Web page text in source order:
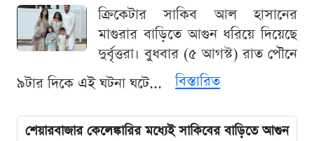
ক্রিকেটার সাকিব আল হাসানের
মাগুরার বাড়িতে আগুন ধরিয়ে দিয়েছে
দুর্বৃত্তরা। বুধবার (৫ আগস্ট) রাত পৌনে
৯টার দিকে এই ঘটনা ঘটে...
বিস্তারিত
শেয়ারবাজার কেলেঙ্কারির মধ্যেই সাকিবের বাড়িতে আগুন